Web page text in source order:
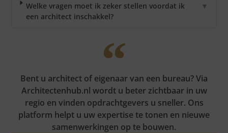
Welke vragen moet ik zeker stellen voordat ik
een architect inschakkel?
▼
Bent u architect of eigenaar van een bureau? Via
Architectenhub.nl wordt u beter zichtbaar in uw
regio en vinden opdrachtgevers u sneller. Ons
platform helpt u uw expertise te tonen en nieuwe
samenwerkingen op te bouwen.